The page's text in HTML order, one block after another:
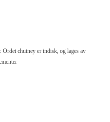
chutney er indisk, og lages av